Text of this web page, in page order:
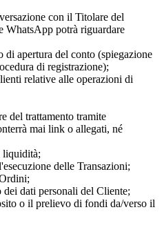
con il Titolare del
WhatsApp potrà riguardare
di apertura del conto (spiegazione
di registrazione);
relative alle operazioni di
del trattamento tramite
mai link o allegati, né
liquidità;
delle Transazioni;
dati personali del Cliente;
o il prelievo di fondi da/verso il